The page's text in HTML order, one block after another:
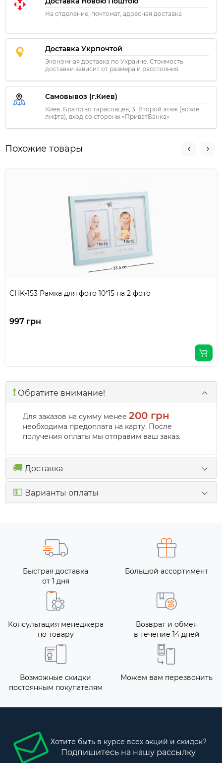
На отделение, почтомат, адресная доставка
Доставка Укрпочтой
Экономная доставка по Украине. Стоимость
доставки зависит от размера и расстояния.
Самовывоз (г.Киев)
Киев. Братство тарасовцев, 3. Второй этаж (возле
лифта), вход со стороны «ПриватБанка»
Похожие товары
CHK-153 Рамка для фото 10*15 на 2 фото
997 грн
❗️ Обратите внимание!
Для заказов на сумму менее 200 грн
необходима предоплата на карту. После
получения оплаты мы отправим ваш заказ.
🚚 Доставка
💵 Варианты оплаты
Быстрая доставка
от 1 дня
Большой ассортимент
Консультация менеджера
по товару
Возврат и обмен
в течение 14 дней
Возможные скидки
постоянным покупателям
Можем вам перезвонить
Хотите быть в курсе всех акций и скидок?
Подпишитесь на нашу рассылку